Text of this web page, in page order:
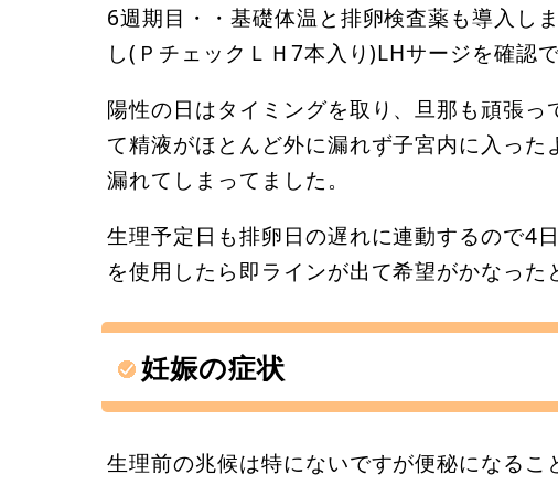
6週期目・・基礎体温と排卵検査薬も導入し
し(ＰチェックＬＨ7本入り)LHサージを確認
陽性の日はタイミングを取り、旦那も頑張
て精液がほとんど外に漏れず子宮内に入っ
漏れてしまってました。
生理予定日も排卵日の遅れに連動するので4
を使用したら即ラインが出て希望がかなった
妊娠の症状
生理前の兆候は特にないですが便秘になるこ